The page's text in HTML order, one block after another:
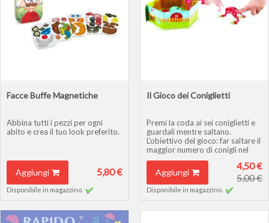
Facce Buffe Magnetiche
Abbina tutti i pezzi per ogni
abito e crea il tuo look preferito.
Aggiungi 5,80 €
Disponibile in magazzino.
Il Gioco dei Coniglietti
Premi la coda ai sei coniglietti e
guardali mentre saltano.
L'obiettivo del gioco: far saltare il
maggior numero di conigli nel
cerchio.
Aggiungi
4,50 €
5,00 €
Disponibile in magazzino.